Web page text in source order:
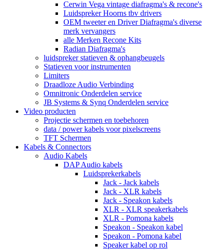
Cerwin Vega vintage diafragma's & recone's
Luidspreker Hoorns tbv drivers
OEM tweeter en Driver Diafragma's diverse
merk vervangers
alle Merken Recone Kits
Radian Diafragma's
luidspreker statieven & ophangbeugels
Statieven voor instrumenten
Limiters
Draadloze Audio Verbinding
Omnitronic Onderdelen service
JB Systems & Synq Onderdelen service
Video producten
Projectie schermen en toebehoren
data / power kabels voor pixelscreens
TFT Schermen
Kabels & Connectors
Audio Kabels
DAP Audio kabels
Luidsprekerkabels
Jack - Jack kabels
Jack - XLR kabels
Jack - Speakon kabels
XLR - XLR speakerkabels
XLR - Pomona kabels
Speakon - Speakon kabel
Speakon - Pomona kabel
Speaker kabel op rol